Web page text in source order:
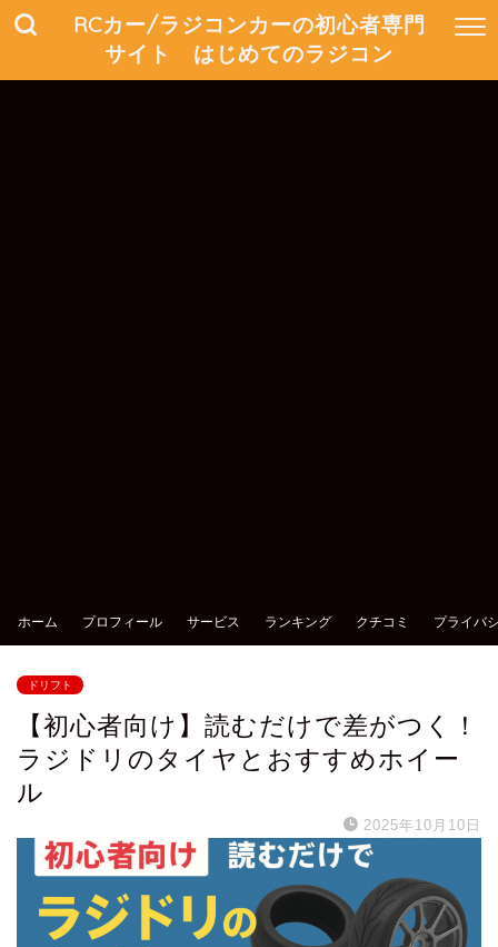
RCカー/ラジコンカーの初心者専門
サイト はじめてのラジコン
ホーム プロフィール サービス ランキング クチコミ プライバ
ドリフト
【初心者向け】読むだけで差がつく！
ラジドリのタイヤとおすすめホイー
ル
2025年10月10日